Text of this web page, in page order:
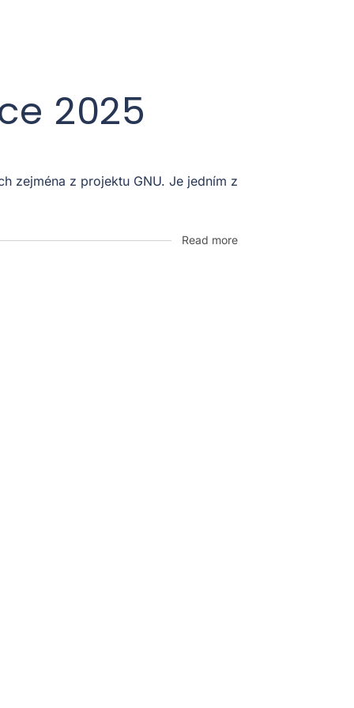
2025
zejména z projektu GNU. Je jedním z
Read more